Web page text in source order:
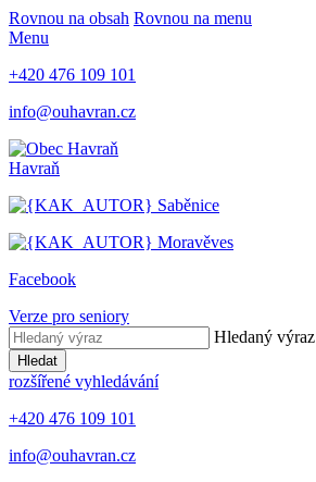
Rovnou na obsah Rovnou na menu
Menu
+420 476 109 101
info@ouhavran.cz
Havraň
Saběnice
Moravěves
Facebook
Verze pro seniory
Hledaný výraz
Hledat
rozšířené vyhledávání
+420 476 109 101
info@ouhavran.cz